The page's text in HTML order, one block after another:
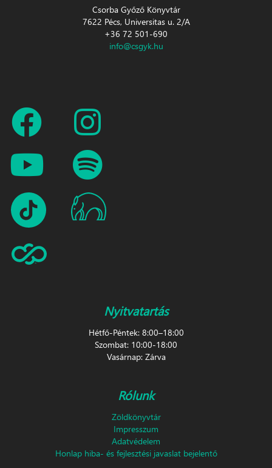
Csorba Győző Könyvtár
7622 Pécs, Universitas u. 2/A
+36 72 501-690
info@csgyk.hu
Nyitvatartás
Hétfő-Péntek: 8:00–18:00
Szombat: 10:00-18:00
Vasárnap: Zárva
Rólunk
Zöldkönyvtár
Impresszum
Adatvédelem
Honlap hiba- és fejlesztési javaslat bejelentő